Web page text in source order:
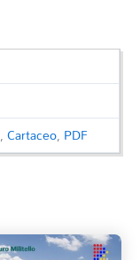
,Cartaceo, PDF